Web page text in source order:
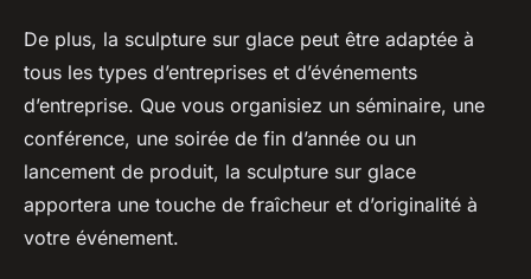
De plus, la sculpture sur glace peut être adaptée à
tous les types d’entreprises et d’événements
d’entreprise. Que vous organisiez un séminaire, une
conférence, une soirée de fin d’année ou un
lancement de produit, la sculpture sur glace
apportera une touche de fraîcheur et d’originalité à
votre événement.